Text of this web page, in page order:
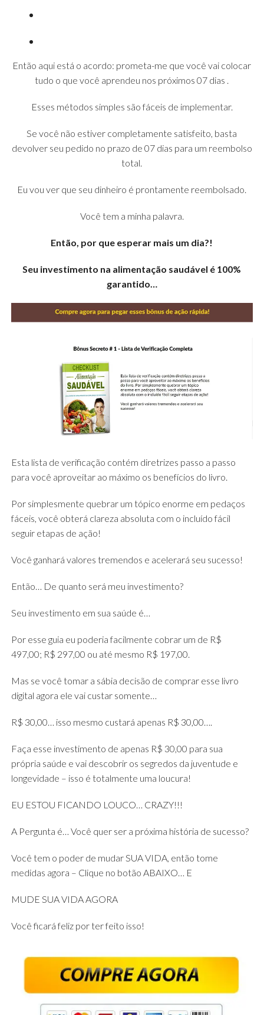
Então aqui está o acordo: prometa-me que você vai colocar
tudo o que você aprendeu nos próximos 07 dias .
Esses métodos simples são fáceis de implementar.
Se você não estiver completamente satisfeito, basta
devolver seu pedido no prazo de 07 dias para um reembolso
total.
Eu vou ver que seu dinheiro é prontamente reembolsado.
Você tem a minha palavra.
Então, por que esperar mais um dia?!
Seu investimento na alimentação saudável é 100%
garantido…
Esta lista de verificação contém diretrizes passo a passo
para você aproveitar ao máximo os benefícios do livro.
Por simplesmente quebrar um tópico enorme em pedaços
fáceis, você obterá clareza absoluta com o incluído fácil
seguir etapas de ação!
Você ganhará valores tremendos e acelerará seu sucesso!
Então… De quanto será meu investimento?
Seu investimento em sua saúde é…
Por esse guia eu poderia facilmente cobrar um de R$
497,00; R$ 297,00 ou até mesmo R$ 197,00.
Mas se você tomar a sábia decisão de comprar esse livro
digital agora ele vai custar somente…
R$ 30,00… isso mesmo custará apenas R$ 30,00….
Faça esse investimento de apenas R$ 30,00 para sua
própria saúde e vai descobrir os segredos da juventude e
longevidade – isso é totalmente uma loucura!
EU ESTOU FICANDO LOUCO… CRAZY!!!
A Pergunta é… Você quer ser a próxima história de sucesso?
Você tem o poder de mudar SUA VIDA, então tome
medidas agora – Clique no botão ABAIXO… E
MUDE SUA VIDA AGORA
Você ficará feliz por ter feito isso!